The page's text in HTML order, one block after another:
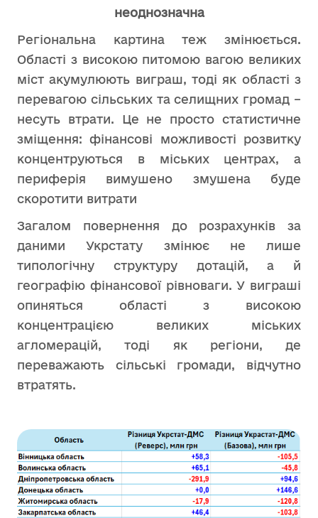
неоднозначна
Регіональна картина теж змінюється.
Області з високою питомою вагою великих
міст акумулюють виграш, тоді як області з
перевагою сільських та селищних громад –
несуть втрати. Це не просто статистичне
зміщення: фінансові можливості розвитку
концентруються в міських центрах, а
периферія вимушено змушена буде
скоротити витрати
Загалом повернення до розрахунків за
даними Укрстату змінює не лише
типологічну структуру дотацій, а й
географію фінансової рівноваги. У виграші
опиняться області з високою
концентрацією великих міських
агломерацій, тоді як регіони, де
переважають сільські громади, відчутно
втратять.